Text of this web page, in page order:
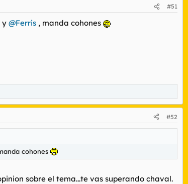
#51
y @Ferris , manda cohones
#52
cohones
sobre el tema...te vas superando chaval.